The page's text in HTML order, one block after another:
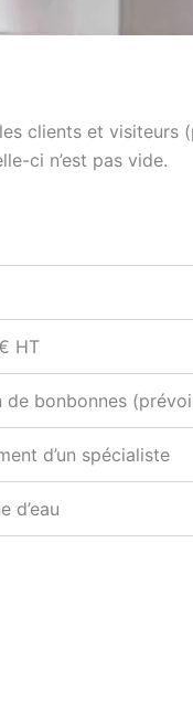
clients et
ci n’est pas vide.
HT
de bonbonnes
d’un spécialiste
d’eau